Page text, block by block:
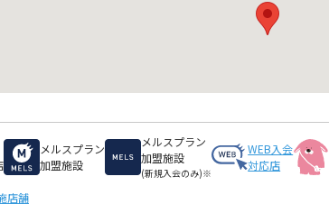
メルスプラン
加盟施設
メルスプラン
加盟施設
(新規入会のみ)※
WEB入会
対応店
店舗